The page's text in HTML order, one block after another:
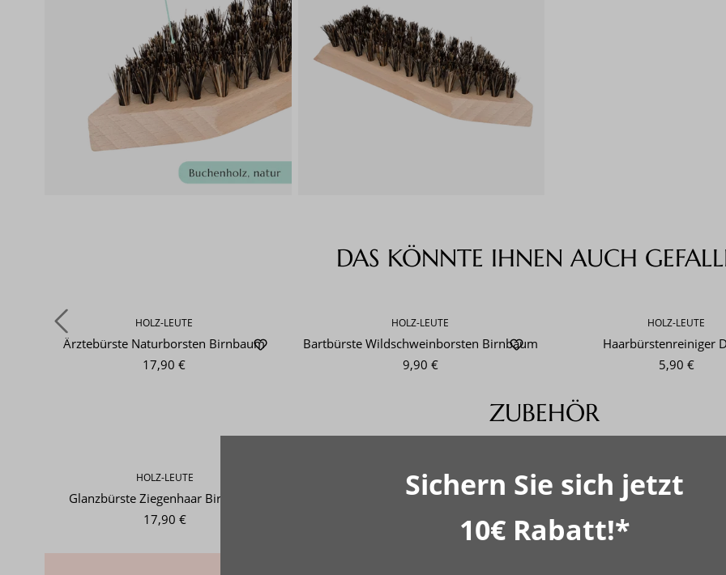
Sichern Sie sich jetzt
10€ Rabatt!*
DAS KÖNNTE IHNEN AUCH
HOLZ-LEUTE
Ärztebürste Naturborsten Birnbaum
17,90 €
HOLZ-LEUTE
Bartbürste Wildschweinborsten Birnbaum
9,90 €
HOLZ-LEUTE
Haarbürstenreiniger
5,90 €
ZUBEHÖR
HOLZ-LEUTE
Glanzbürste Ziegenhaar Birnbaum
17,90 €
HOLZ-LEUTE
Schmutzbürste Birnbaum
HOLZ-LEUTE